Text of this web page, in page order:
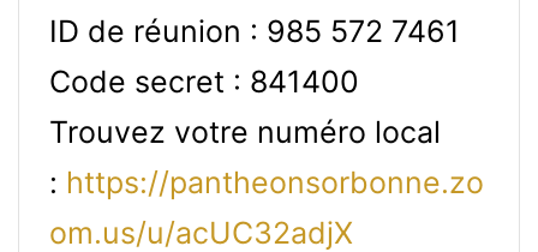
ID de réunion : 985 572 7461
Code secret : 841400
Trouvez votre numéro local
: https://pantheonsorbonne.zo
om.us/u/acUC32adjX